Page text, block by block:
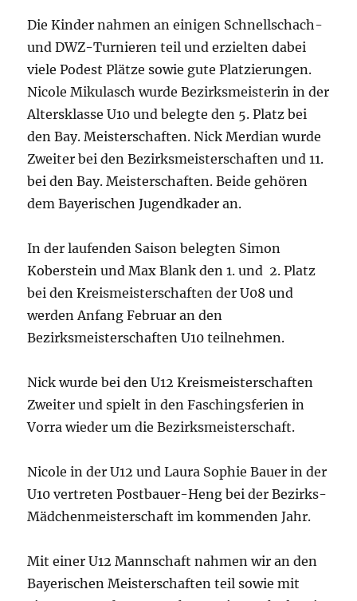
Die Kinder nahmen an einigen Schnellschach-
und DWZ-Turnieren teil und erzielten dabei
viele Podest Plätze sowie gute Platzierungen.
Nicole Mikulasch wurde Bezirksmeisterin in der
Altersklasse U10 und belegte den 5. Platz bei
den Bay. Meisterschaften. Nick Merdian wurde
Zweiter bei den Bezirksmeisterschaften und 11.
bei den Bay. Meisterschaften. Beide gehören
dem Bayerischen Jugendkader an.
In der laufenden Saison belegten Simon
Koberstein und Max Blank den 1. und 2. Platz
bei den Kreismeisterschaften der U08 und
werden Anfang Februar an den
Bezirksmeisterschaften U10 teilnehmen.
Nick wurde bei den U12 Kreismeisterschaften
Zweiter und spielt in den Faschingsferien in
Vorra wieder um die Bezirksmeisterschaft.
Nicole in der U12 und Laura Sophie Bauer in der
U10 vertreten Postbauer-Heng bei der Bezirks-
Mädchenmeisterschaft im kommenden Jahr.
Mit einer U12 Mannschaft nahmen wir an den
Bayerischen Meisterschaften teil sowie mit